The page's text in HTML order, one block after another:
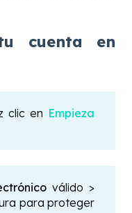
cuenta en
clic en Empieza
válido >
para proteger